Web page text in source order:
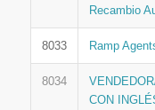
Recambio
8033 Ramp
8034
CON